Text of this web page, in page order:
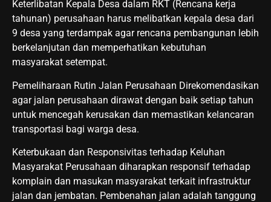
Keterlibatan Kepala Desa dalam RKT (Rencana kerja
tahunan) perusahaan harus melibatkan kepala desa dari
9 desa yang terdampak agar rencana pembangunan lebih
berkelanjutan dan memperhatikan kebutuhan
masyarakat setempat.
Pemeliharaan Rutin Jalan Perusahaan Direkomendasikan
agar jalan perusahaan dirawat dengan baik setiap tahun
untuk mencegah kerusakan dan memastikan kelancaran
transportasi bagi warga desa.
Keterbukaan dan Responsivitas terhadap Keluhan
Masyarakat Perusahaan diharapkan responsif terhadap
komplain dan masukan masyarakat terkait infrastruktur
jalan dan jembatan. Pembenahan jalan adalah tanggung